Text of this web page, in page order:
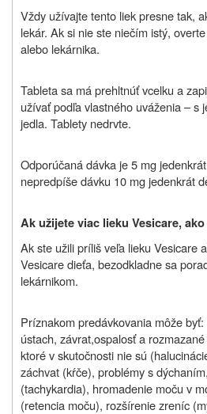
Vždy užívajte tento liek presne tak,
lekár. Ak si nie ste niečím istý,
alebo lekárnika.
Tableta sa má prehltnúť vcelku a
užívať podľa vlastného uváženia – s
jedla. Tablety nedrvte.
Odporúčaná dávka je 5 mg
nepredpíše dávku 10 mg jedenkrát
Ak užijete viac lieku Vesicare,
Ak ste užili príliš veľa lieku Vesicare
Vesicare dieťa, bezodkladne sa
lekárnikom.
Príznakom predávkovania môže
ústach, závrat,ospalosť a
ktoré v skutočnosti nie sú
záchvat (kŕče), problémy s
(tachykardia), hromadenie moču v
(retencia moču), rozšírenie zreníc